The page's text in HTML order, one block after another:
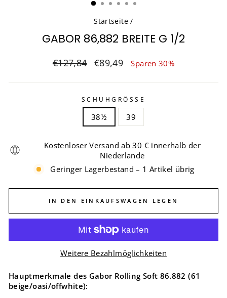
Startseite /
GABOR 86,882 BREITE G 1/2
Normaler
€127,84 Sonderpreis
€89,49 Sparen 30%
SCHUHGRÖSSE
38½ 39
Kostenloser Versand ab 30 € innerhalb der
Niederlande
Geringer Lagerbestand – 1 Artikel übrig
IN DEN EINKAUFSWAGEN LEGEN
Weitere Bezahlmöglichkeiten
Hauptmerkmale des Gabor Rolling Soft 86.882 (61
beige/oasi/offwhite):